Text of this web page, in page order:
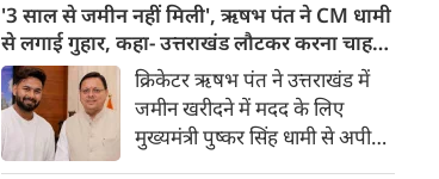
'3 साल से जमीन नहीं मिली', ऋषभ पंत ने CM धामी
से लगाई गुहार, कहा- उत्तराखंड लौटकर करना चाहता
हूं काम
क्रिकेटर ऋषभ पंत ने उत्तराखंड में
जमीन खरीदने में मदद के लिए
मुख्यमंत्री पुष्कर सिंह धामी से अपील